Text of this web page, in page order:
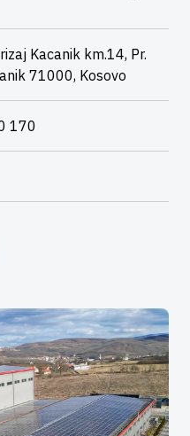
Kacanik km.14, Pr.
71000, Kosovo
170